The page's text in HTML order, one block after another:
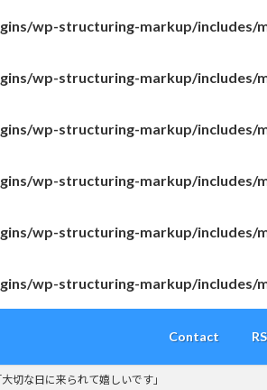
wp-structuring-markup/includes/
wp-structuring-markup/includes/
wp-structuring-markup/includes/
wp-structuring-markup/includes/
wp-structuring-markup/includes/
wp-structuring-markup/includes/
Contact
な日に来られて嬉しいです」